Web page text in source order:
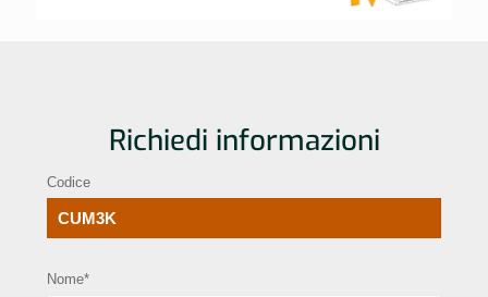
Richiedi informazioni
Codice
Nome*